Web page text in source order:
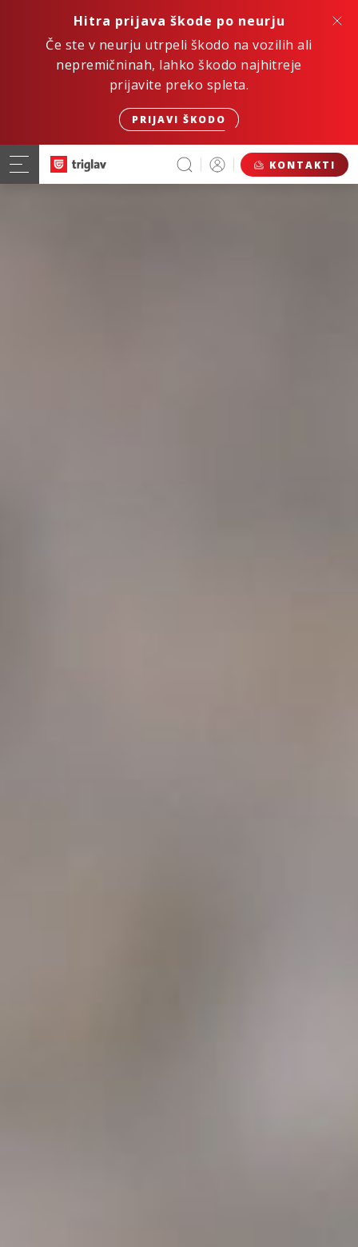
Hitra prijava škode po neurju
Če ste v neurju utrpeli škodo na vozilih ali
nepremičninah, lahko škodo najhitreje
prijavite preko spleta.
PRIJAVI ŠKODO
KONTAKTI